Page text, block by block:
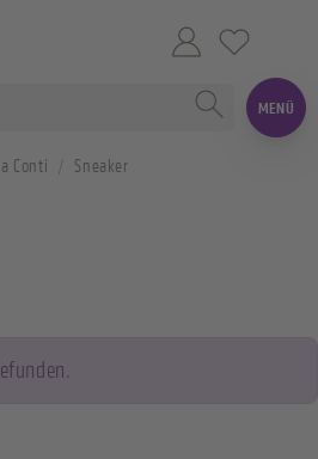
MENÜ
Conti Sneaker